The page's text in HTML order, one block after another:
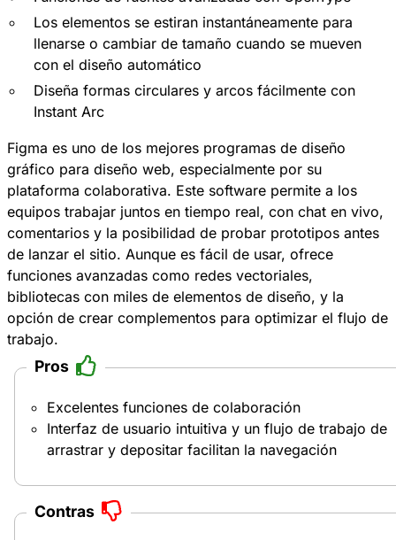
Los elementos se estiran instantáneamente para
llenarse o cambiar de tamaño cuando se mueven
con el diseño automático
Diseña formas circulares y arcos fácilmente con
Instant Arc
Figma es uno de los mejores programas de diseño
gráfico para diseño web, especialmente por su
plataforma colaborativa. Este software permite a los
equipos trabajar juntos en tiempo real, con chat en vivo,
comentarios y la posibilidad de probar prototipos antes
de lanzar el sitio. Aunque es fácil de usar, ofrece
funciones avanzadas como redes vectoriales,
bibliotecas con miles de elementos de diseño, y la
opción de crear complementos para optimizar el flujo de
trabajo.
Pros
Excelentes funciones de colaboración
Interfaz de usuario intuitiva y un flujo de trabajo de
arrastrar y depositar facilitan la navegación
Contras